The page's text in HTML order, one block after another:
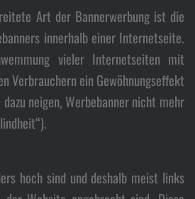
Art der Bannerwerbung ist die
innerhalb einer Internetseite.
vieler Internetseiten mit
Verbrauchern ein Gewöhnungseffekt
neigen, Werbebanner nicht mehr
hoch sind und deshalb meist links